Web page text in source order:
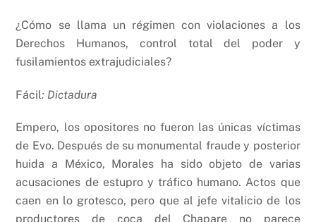
¿Cómo se llama un régimen con violaciones a los
Derechos Humanos, control total del poder y
fusilamientos extrajudiciales?
Fácil: Dictadura
Empero, los opositores no fueron las únicas víctimas
de Evo. Después de su monumental fraude y posterior
huida a México, Morales ha sido objeto de varias
acusaciones de estupro y tráfico humano. Actos que
caen en lo grotesco, pero que al jefe vitalicio de los
productores de coca del Chapare no parece